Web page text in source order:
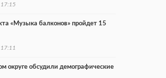
«Музыка балконов» пройдет 15
округе обсудили демографические